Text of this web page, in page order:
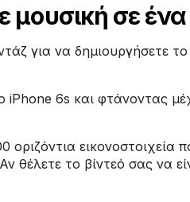
σε
για να δημιουργήσετε
6s και φτάνοντας
εικονοστοιχεία
θέλετε το βίντεό σας να